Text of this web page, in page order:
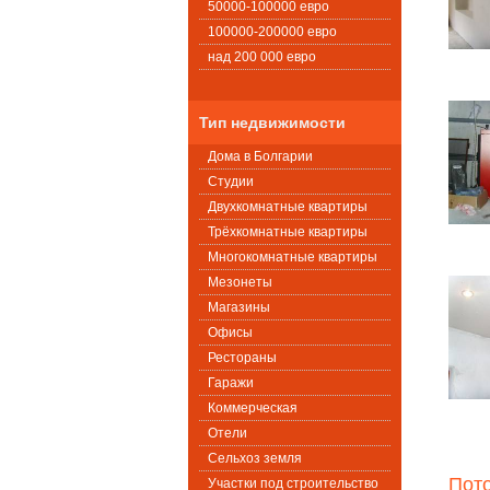
50000-100000 евро
100000-200000 евро
над 200 000 евро
Тип недвижимости
Дома в Болгарии
Студии
Двухкомнатные квартиры
Трёхкомнатные квартиры
Многокомнатные квартиры
Мезонеты
Магазины
Офисы
Рестораны
Гаражи
Коммерческая
Oтели
Сельхоз земля
Участки под строительство